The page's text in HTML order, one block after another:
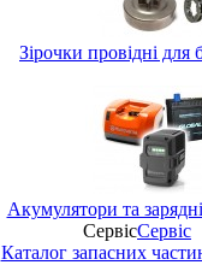
Зірочки провідні для
Акумулятори та
СервісСервіс
Каталог запасних